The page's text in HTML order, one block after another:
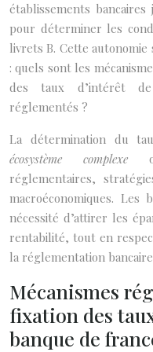
établissements bancaires
pour déterminer les
livrets B. Cette
: quels sont les
des taux d’intérêt
réglementés ?
La détermination du
écosystème complexeoù
réglementaires,
macroéconomiques.
nécessité d’attirer les
rentabilité, tout en
la réglementation
Mécanismes
fixation des
banque de